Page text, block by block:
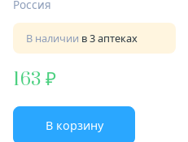
Россия
В наличии в 3 аптеках
163
В корзину